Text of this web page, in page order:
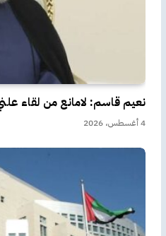
نعيم قاسم: لامانع من لقاء
4 أغسطس، 2026